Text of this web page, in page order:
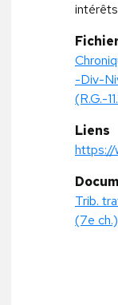
intérêts
-Div-
(R.G.-
Liens
https://
Trib.
(7e